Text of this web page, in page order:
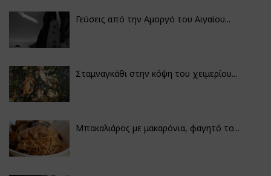
Γεύσεις από την Αμοργό του Αιγαίου...
Σταμναγκάθι στην κόψη του χειμερίου...
Μπακαλιάρος με μακαρόνια, φαγητό το...